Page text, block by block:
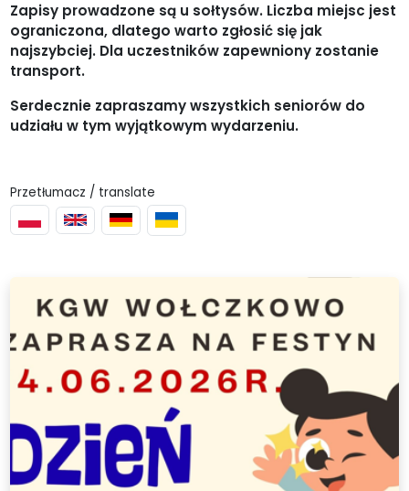
Zapisy prowadzone są u sołtysów. Liczba miejsc jest
ograniczona, dlatego warto zgłosić się jak
najszybciej. Dla uczestników zapewniony zostanie
transport.
Serdecznie zapraszamy wszystkich seniorów do
udziału w tym wyjątkowym wydarzeniu.
Przetłumacz / translate